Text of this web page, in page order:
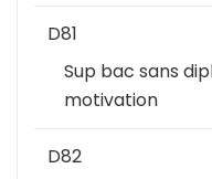
D81
Sup bac sans
motivation
D82